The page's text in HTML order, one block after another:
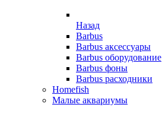
Назад
Barbus
Barbus аксессуары
Barbus оборудование
Barbus фоны
Barbus расходники
Homefish
Малые аквариумы